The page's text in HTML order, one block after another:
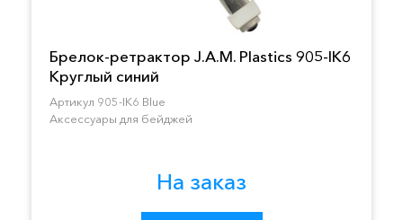
Брелок-ретрактор J.A.M. Plastics 905-IK6
Круглый синий
Артикул 905-IK6 Blue
Аксессуары для бейджей
На заказ